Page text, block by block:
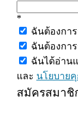
*
ฉันต้องกา
ฉันต้องกา
ฉันได้อ่าน
และ นโยบาย
สมัครสมาชิ